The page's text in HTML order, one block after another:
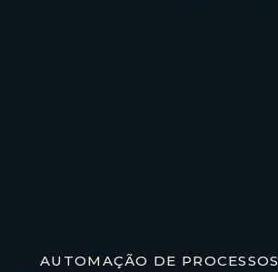
AUTOMAÇÃO DE PROCESSOS